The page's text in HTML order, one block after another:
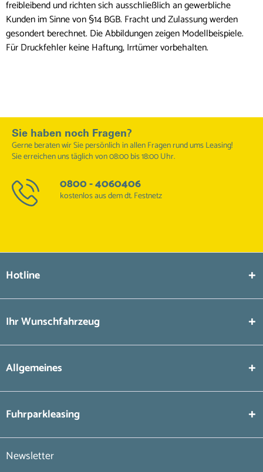
freibleibend und richten sich ausschließlich an gewerbliche
Kunden im Sinne von §14 BGB. Fracht und Zulassung werden
gesondert berechnet. Die Abbildungen zeigen Modellbeispiele.
Für Druckfehler keine Haftung, Irrtümer vorbehalten.
Sie haben noch Fragen?
Gerne beraten wir Sie persönlich in allen Fragen rund ums Leasing!
Sie erreichen uns täglich von 08:00 bis 18:00 Uhr.
0800 - 4060406
kostenlos aus dem dt. Festnetz
Hotline
Ihr Wunschfahrzeug
Allgemeines
Fuhrparkleasing
Newsletter